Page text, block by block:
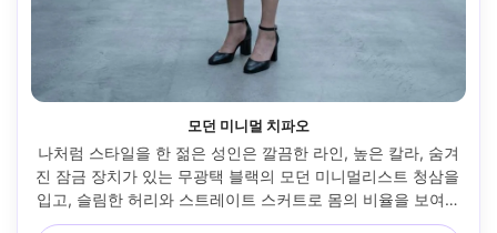
모던 미니멀 치파오
나처럼 스타일을 한 젊은 성인은 깔끔한 라인, 높은 칼라, 숨겨
진 잠금 장치가 있는 무광택 블랙의 모던 미니멀리스트 청삼을
입고, 슬림한 허리와 스트레이트 스커트로 몸의 비율을 보여주
며, 밑단이 무릎 바로 아래에 앉는 방식을 포함하고, 발목 스트